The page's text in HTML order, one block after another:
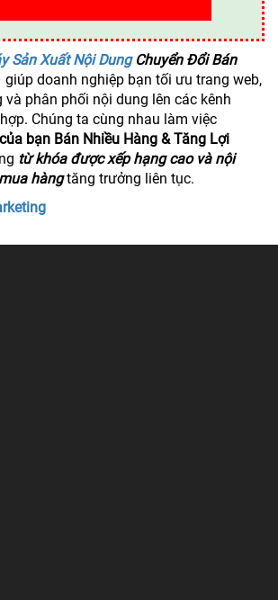
Sản Xuất Nội DungChuyển Đổi Bán
doanh nghiệp bạn tối ưu trang web,
phân phối nội dung lên các kênh
Chúng ta cùng nhau làm việc
bạn Bán Nhiều Hàng & Tăng Lợi
từ khóa được xếp hạng cao và nội
hàngtăng trưởng liên tục.